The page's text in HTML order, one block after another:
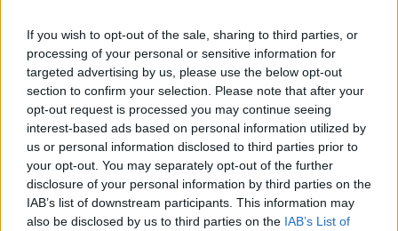
If you wish to opt-out of the sale, sharing to third parties, or
processing of your personal or sensitive information for
targeted advertising by us, please use the below opt-out
section to confirm your selection. Please note that after your
opt-out request is processed you may continue seeing
interest-based ads based on personal information utilized by
us or personal information disclosed to third parties prior to
your opt-out. You may separately opt-out of the further
disclosure of your personal information by third parties on the
IAB’s list of downstream participants. This information may
also be disclosed by us to third parties on the IAB’s List of
– Vi befinner oss i en fortsatt svår marknad där
nybilsförsäljningen inte har varit på en anständig nivå.
Även begagnatmarknaden har varit hårt konkurrensutsatt
med pressade marginaler, säger företagets marknadschef
Nawar Saman tillMotorbranschen.